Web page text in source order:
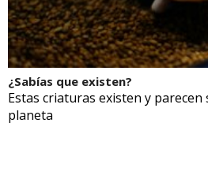
¿Sabías que existen?
Estas criaturas existen y parecen
planeta